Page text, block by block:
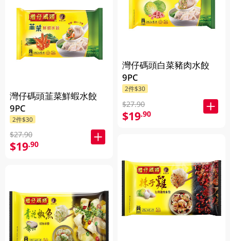
灣仔碼頭韮菜鮮蝦水餃
9PC
2件$30
$27.90
$19.90
灣仔碼頭白菜豬肉水餃
9PC
2件$30
$27.90
$19.90